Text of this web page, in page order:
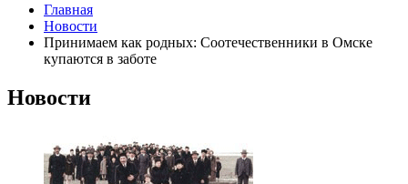
Главная
Новости
Принимаем как родных: Соотечественники в Омске
купаются в заботе
Новости